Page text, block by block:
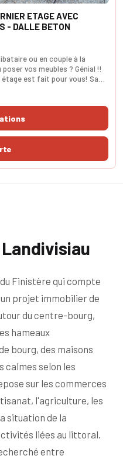
ETAGE AVEC
- DALLE BETON
ou en couple à la
vos meubles ? Génial !!
est fait pour vous! Sa
La salle d'eau avec wc
LES PLUS : faibles charges,
Finistère qui compte
projet immobilier de
du centre-bourg,
hameaux
bourg, des maisons
calmes selon les
sur les commerces
l'agriculture, les
situation de la
liées au littoral.
entre